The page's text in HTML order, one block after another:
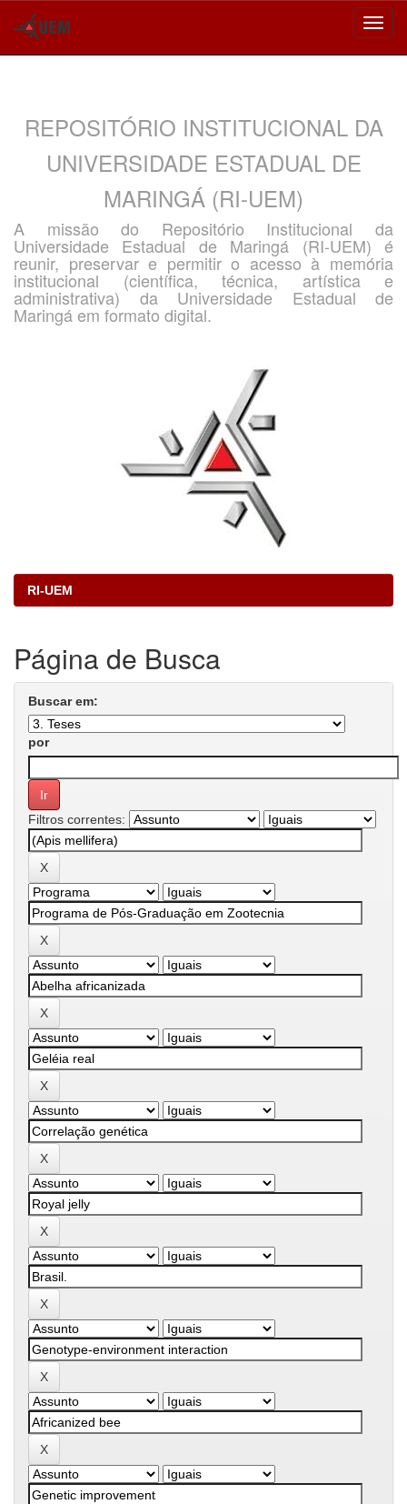
REPOSITÓRIO INSTITUCIONAL DA
UNIVERSIDADE ESTADUAL DE
MARINGÁ (RI-UEM)
A missão do Repositório Institucional da
Universidade Estadual de Maringá (RI-UEM) é
reunir, preservar e permitir o acesso à memória
institucional (científica, técnica, artística e
administrativa) da Universidade Estadual de
Maringá em formato digital.
RI-UEM
Página de Busca
Buscar em:
por
Filtros correntes: